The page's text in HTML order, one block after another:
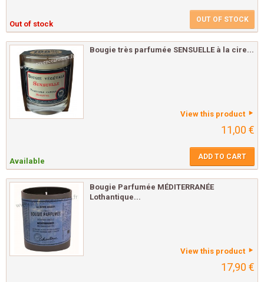
Out of stock OUT OF STOCK
Bougie très parfumée SENSUELLE à la cire...
View this product
11,00 €
Available ADD TO CART
Bougie Parfumée MÉDITERRANÉE
Lothantique...
View this product
17,90 €